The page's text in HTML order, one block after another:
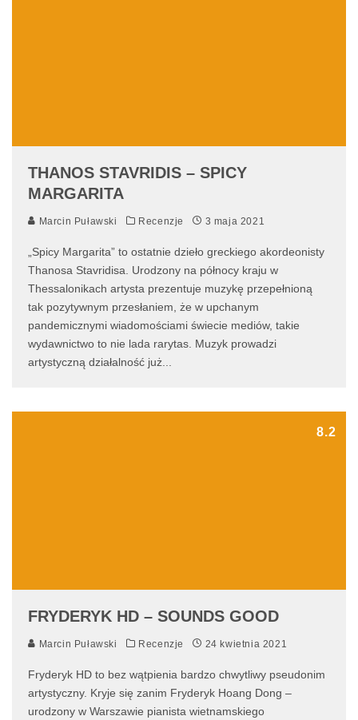
THANOS STAVRIDIS – SPICY
MARGARITA
Marcin Puławski Recenzje 3 maja 2021
„Spicy Margarita” to ostatnie dzieło greckiego akordeonisty
Thanosa Stavridisa. Urodzony na północy kraju w
Thessalonikach artysta prezentuje muzykę przepełnioną
tak pozytywnym przesłaniem, że w upchanym
pandemicznymi wiadomościami świecie mediów, takie
wydawnictwo to nie lada rarytas. Muzyk prowadzi
artystyczną działalność już...
8.2
FRYDERYK HD – SOUNDS GOOD
Marcin Puławski Recenzje 24 kwietnia 2021
Fryderyk HD to bez wątpienia bardzo chwytliwy pseudonim
artystyczny. Kryje się zanim Fryderyk Hoang Dong –
urodzony w Warszawie pianista wietnamskiego